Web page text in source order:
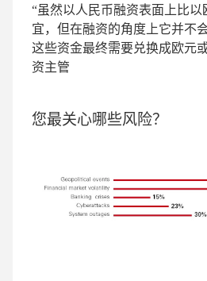
“虽然以人民币融资表面上比以
宜，但在融资的角度上它并不
这些资金最终需要兑换成欧元
资主管
您最关心哪些风险？